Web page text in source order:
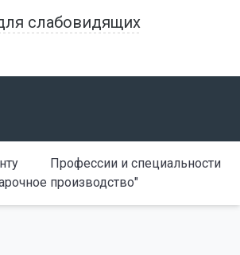
слабовидящих
Профессии и специальности
производство"